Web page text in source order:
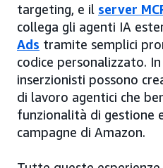
targeting, e il server
collega gli agenti IA
Ads tramite semplici
codice personalizzato.
inserzionisti possono
di lavoro agentici che
funzionalità di gestione
campagne di Amazon.